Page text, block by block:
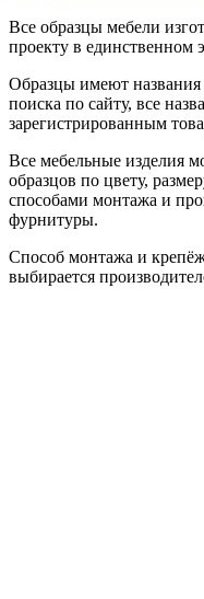
Все образцы мебели
проекту в единственном
Образцы имеют названия
поиска по сайту, все
зарегистрированным
Все мебельные изделия
образцов по цвету,
способами монтажа и
фурнитуры.
Способ монтажа и
выбирается